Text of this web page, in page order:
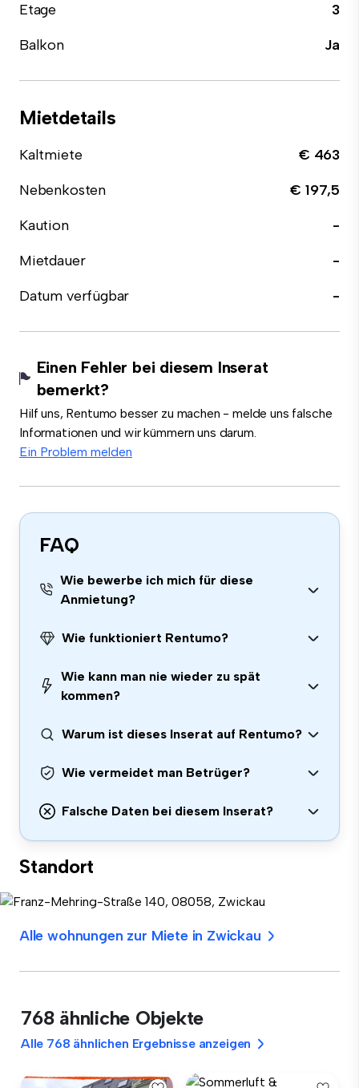
Etage
3
Balkon
Ja
Mietdetails
Kaltmiete
€ 463
Nebenkosten
€ 197,5
Kaution
-
Mietdauer
-
Datum verfügbar
-
Einen Fehler bei diesem Inserat
bemerkt?
Hilf uns, Rentumo besser zu machen - melde uns falsche
Informationen und wir kümmern uns darum.
Ein Problem melden
FAQ
Wie bewerbe ich mich für diese
Anmietung?
Wie funktioniert Rentumo?
Wie kann man nie wieder zu spät
kommen?
Warum ist dieses Inserat auf Rentumo?
Wie vermeidet man Betrüger?
Falsche Daten bei diesem Inserat?
Standort
Alle wohnungen zur Miete in Zwickau
768 ähnliche Objekte
Alle 768 ähnlichen Ergebnisse anzeigen